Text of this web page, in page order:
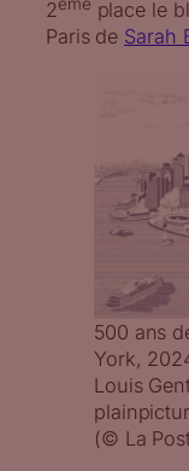
2
place le
Paris de Sarah
500 ans
York,
Louis
(© La